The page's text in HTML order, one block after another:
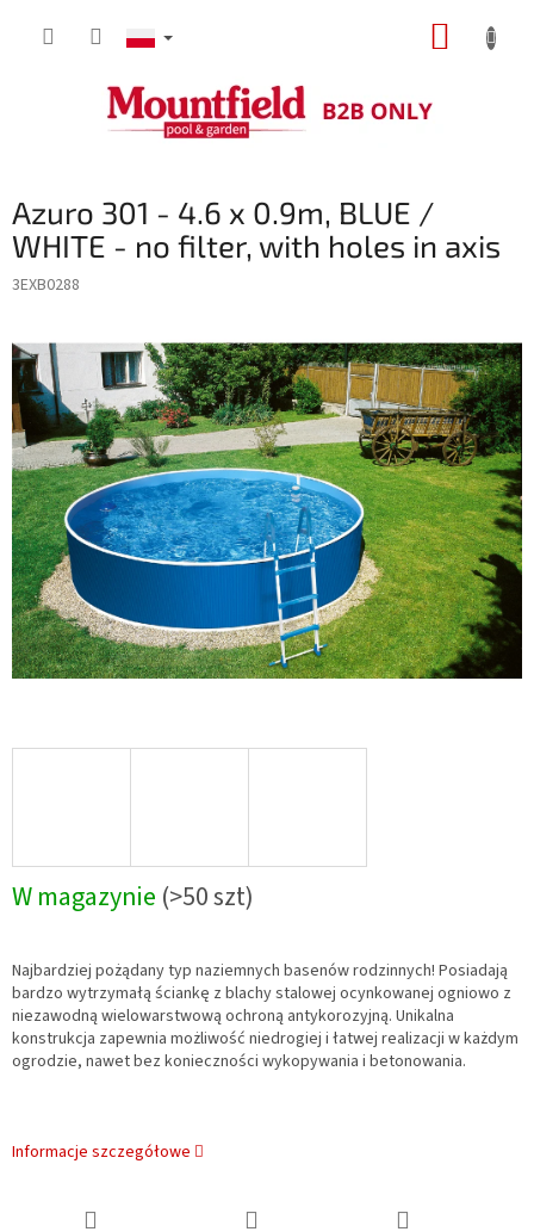
Azuro 301 - 4.6 x 0.9m, BLUE /
WHITE - no filter, with holes in axis
3EXB0288
W magazynie (>50 szt)
Najbardziej pożądany typ naziemnych basenów rodzinnych! Posiadają
bardzo wytrzymałą ściankę z blachy stalowej ocynkowanej ogniowo z
niezawodną wielowarstwową ochroną antykorozyjną. Unikalna
konstrukcja zapewnia możliwość niedrogiej i łatwej realizacji w każdym
ogrodzie, nawet bez konieczności wykopywania i betonowania.
Informacje szczegółowe